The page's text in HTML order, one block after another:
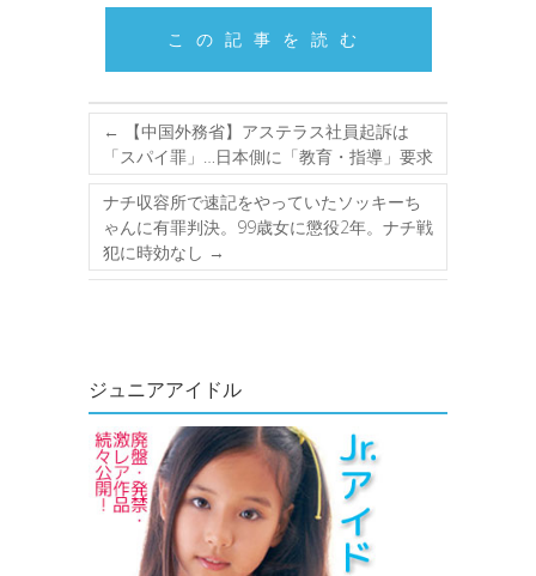
この記事を読む
←
【中国外務省】アステラス社員起訴は
「スパイ罪」…日本側に「教育・指導」要求
ナチ収容所で速記をやっていたソッキーち
ゃんに有罪判決。99歳女に懲役2年。ナチ戦
犯に時効なし →
ジュニアアイドル